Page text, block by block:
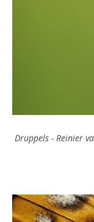
Druppels - Reinier